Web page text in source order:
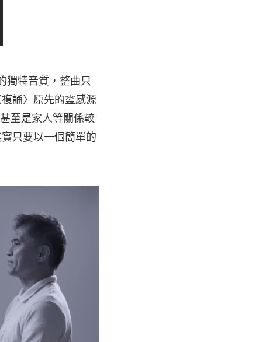
獨特音質，整曲只
誦〉原先的靈感源
至是家人等關係較
只要以一個簡單的